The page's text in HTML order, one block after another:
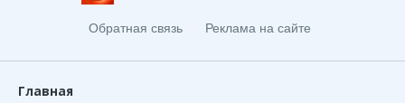
Обратная связь Реклама на сайте
Главная